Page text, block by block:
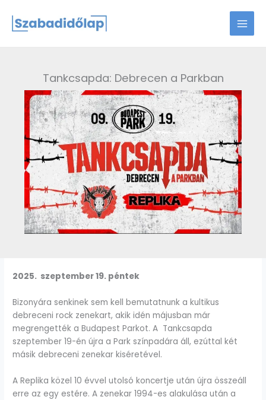
content
Tankcsapda: Debrecen a Parkban
2025. szeptember 19. péntek
Bizonyára senkinek sem kell bemutatnunk a kultikus
debreceni rock zenekart, akik idén májusban már
megrengették a Budapest Parkot. A Tankcsapda
szeptember 19-én újra a Park színpadára áll, ezúttal két
másik debreceni zenekar kiséretével.
A Replika közel 10 évvel utolsó koncertje után újra összeáll
erre az egy estére. A zenekar 1994-es alakulása után a